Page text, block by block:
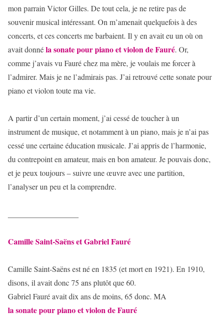
mon parrain Victor Gilles. De tout cela, je ne retire pas de
souvenir musical intéressant. On m’amenait quelquefois à des
concerts, et ces concerts me barbaient. Il y en avait eu un où on
avait donnéla sonate pour piano et violon de Fauré. Or,
comme j’avais vu Fauré chez ma mère, je voulais me forcer à
l’admirer. Mais je ne l’admirais pas. J’ai retrouvé cette sonate pour
piano et violon toute ma vie.
A partir d’un certain moment, j’ai cessé de toucher à un
instrument de musique, et notamment à un piano, mais je n’ai pas
cessé une certaine éducation musicale. J’ai appris de l’harmonie,
du contrepoint en amateur, mais en bon amateur. Je pouvais donc,
et je peux toujours – suivre une œuvre avec une partition,
l’analyser un peu et la comprendre.
Camille Saint-Saëns et Gabriel Fauré
Camille Saint-Saëns est né en 1835 (et mort en 1921). En 1910,
disons, il avait donc 75 ans plutôt que 60.
Gabriel Fauré avait dix ans de moins, 65 donc. MA
la sonate pour piano et violon de Fauré